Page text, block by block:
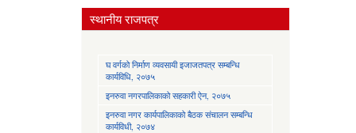
स्थानीय राजपत्र
घ वर्गको निर्माण व्यवसायी इजाजतपत्र सम्बन्धि
कार्यविधि, २०७५
इनरुवा नगरपालिकाको सहकारी ऐन, २०७५
इनरुवा नगर कार्यपालिकाको बैठक संचालन सम्बन्धि
कार्यविधी, २०७४